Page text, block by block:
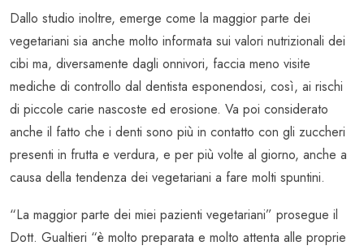
Dallo studio inoltre, emerge come la maggior parte dei
vegetariani sia anche molto informata sui valori nutrizionali dei
cibi ma, diversamente dagli onnivori, faccia meno visite
mediche di controllo dal dentista esponendosi, così, ai rischi
di piccole carie nascoste ed erosione. Va poi considerato
anche il fatto che i denti sono più in contatto con gli zuccheri
presenti in frutta e verdura, e per più volte al giorno, anche a
causa della tendenza dei vegetariani a fare molti spuntini.
“La maggior parte dei miei pazienti vegetariani” prosegue il
Dott. Gualtieri “è molto preparata e molto attenta alle proprie